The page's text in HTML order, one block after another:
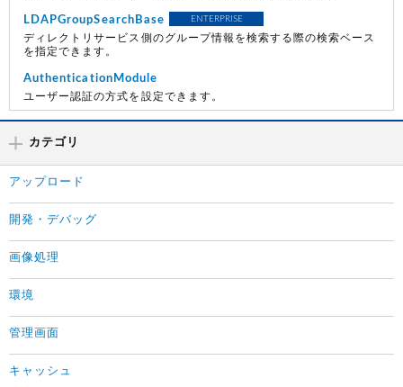
LDAPGroupSearchBase ENTERPRISE
ディレクトリサービス側のグループ情報を検索する際の検索ベース
を指定できます。
AuthenticationModule
ユーザー認証の方式を設定できます。
カテゴリ
アップロード
開発・デバッグ
画像処理
環境
管理画面
キャッシュ